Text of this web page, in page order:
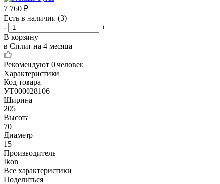
7 760 ₽
Есть в наличии (3)
-
+
В корзину
в Сплит на 4 месяца
Рекомендуют 0 человек
Характеристики
Код товара
УТ000028106
Ширина
205
Высота
70
Диаметр
15
Производитель
Ikon
Все характеристики
Поделиться